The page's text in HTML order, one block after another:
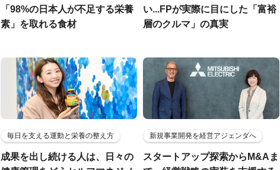
「98%の日本人が不足する栄養
素」を取れる食材
い...FPが実際に目にした「富裕
層のクルマ」の真実
毎日を支える運動と栄養の整え方
成果を出し続ける人は、日々の
新規事業開発を経営アジェンダへ
スタートアップ探索からM&Aま